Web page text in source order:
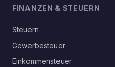
FINANZEN & STEUERN
Steuern
Gewerbesteuer
Einkommensteuer